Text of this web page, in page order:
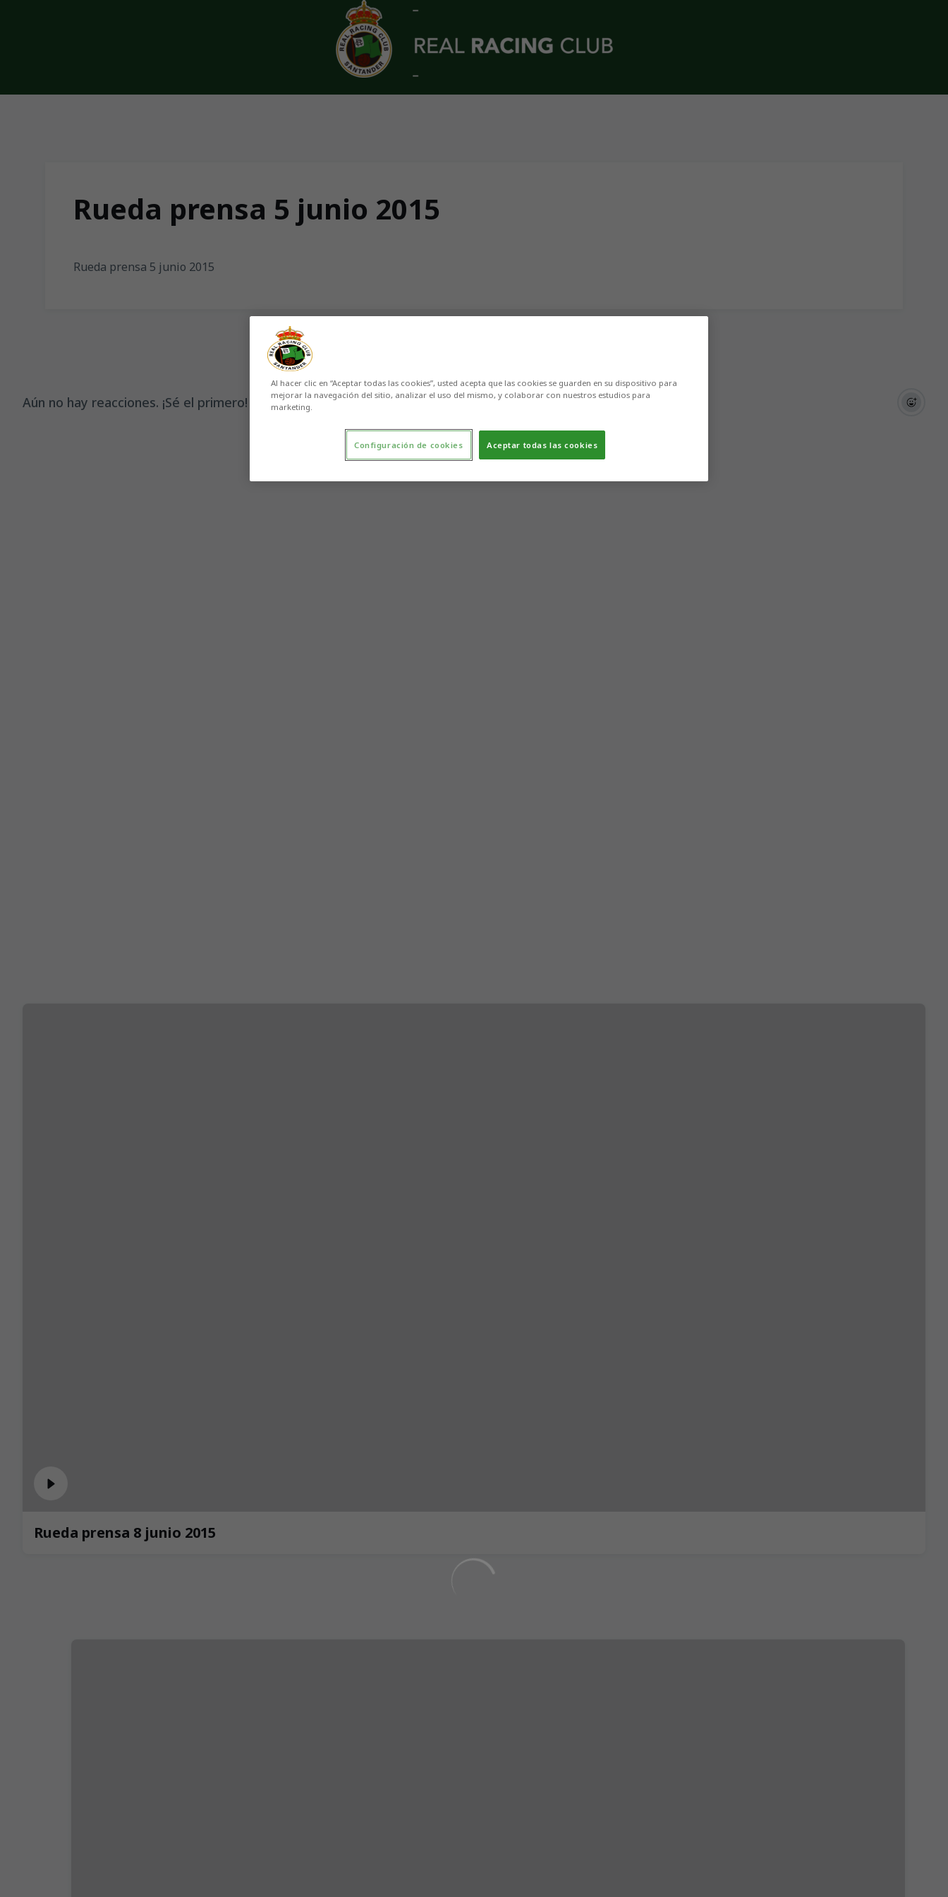
Skip to main content
Rueda prensa 5 junio 2015
Rueda prensa 5 junio 2015
Aún no hay reacciones. ¡Sé el primero!
Rueda prensa 8 junio 2015
Al hacer clic en “Aceptar todas las cookies”, usted acepta que las cookies se guarden en su dispositivo para
mejorar la navegación del sitio, analizar el uso del mismo, y colaborar con nuestros estudios para
marketing.
Aceptar todas las cookies
Configuración de cookies